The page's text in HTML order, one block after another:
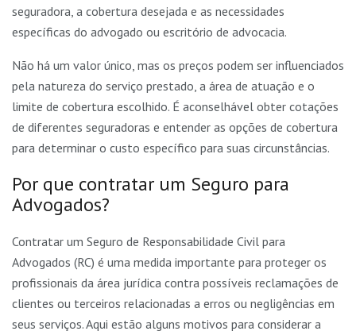
seguradora, a cobertura desejada e as necessidades
específicas do advogado ou escritório de advocacia.
Não há um valor único, mas os preços podem ser influenciados
pela natureza do serviço prestado, a área de atuação e o
limite de cobertura escolhido. É aconselhável obter cotações
de diferentes seguradoras e entender as opções de cobertura
para determinar o custo específico para suas circunstâncias.
Por que contratar um Seguro para
Advogados?
Contratar um Seguro de Responsabilidade Civil para
Advogados (RC) é uma medida importante para proteger os
profissionais da área jurídica contra possíveis reclamações de
clientes ou terceiros relacionadas a erros ou negligências em
seus serviços. Aqui estão alguns motivos para considerar a